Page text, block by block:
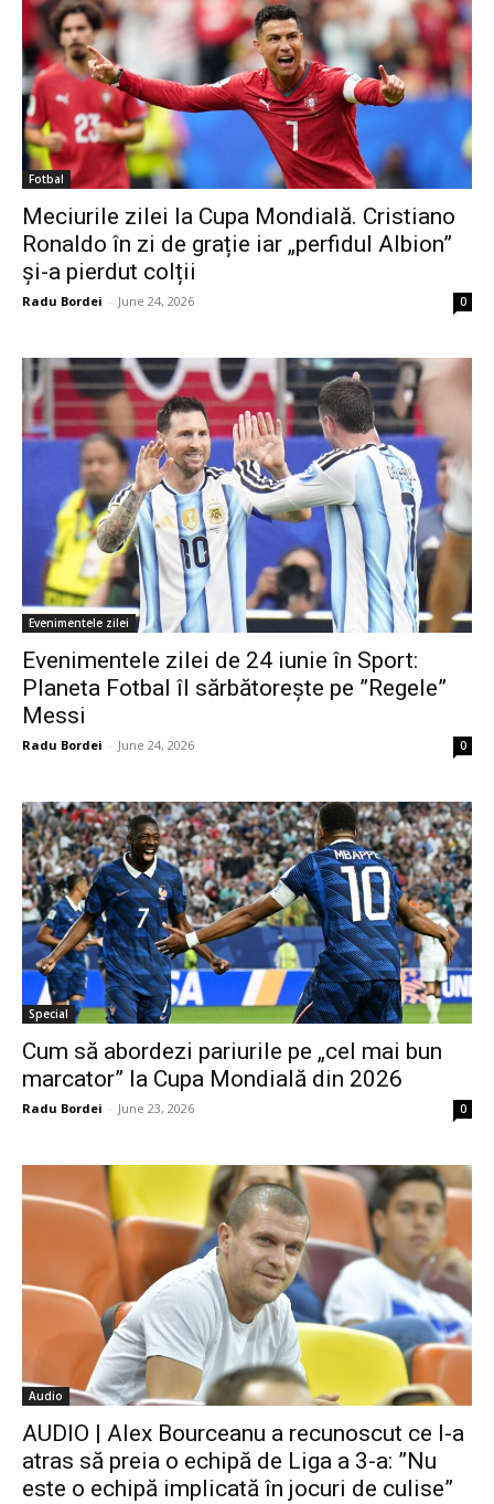
Fotbal
Meciurile zilei la Cupa Mondială. Cristiano
Ronaldo în zi de grație iar „perfidul Albion”
și-a pierdut colții
Radu Bordei - June 24, 2026 0
Evenimentele zilei
Evenimentele zilei de 24 iunie în Sport:
Planeta Fotbal îl sărbătorește pe ”Regele”
Messi
Radu Bordei - June 24, 2026 0
Special
Cum să abordezi pariurile pe „cel mai bun
marcator” la Cupa Mondială din 2026
Radu Bordei - June 23, 2026 0
Audio
AUDIO | Alex Bourceanu a recunoscut ce l-a
atras să preia o echipă de Liga a 3-a: ”Nu
este o echipă implicată în jocuri de culise”